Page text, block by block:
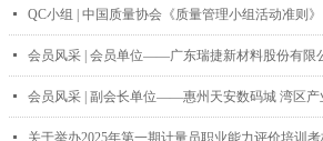
넷
넷 会员风采 | 会员单位——广东瑞捷新材料股份有限
넷 会员风采 | 副会长单位——惠州天安数码城 湾区产
넷 关于举办2025年第一期计量员职业能力评价培训